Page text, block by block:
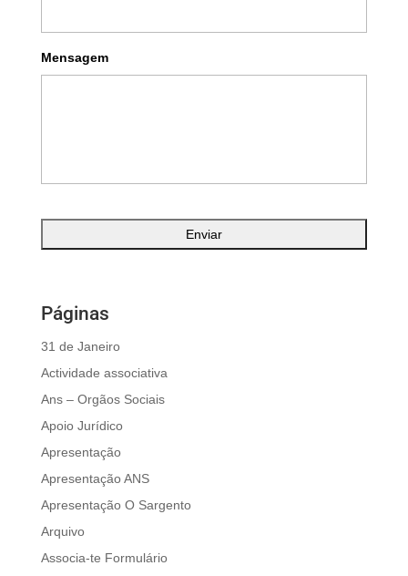
Mensagem
Páginas
31 de Janeiro
Actividade associativa
Ans – Orgãos Sociais
Apoio Jurídico
Apresentação
Apresentação ANS
Apresentação O Sargento
Arquivo
Associa-te Formulário